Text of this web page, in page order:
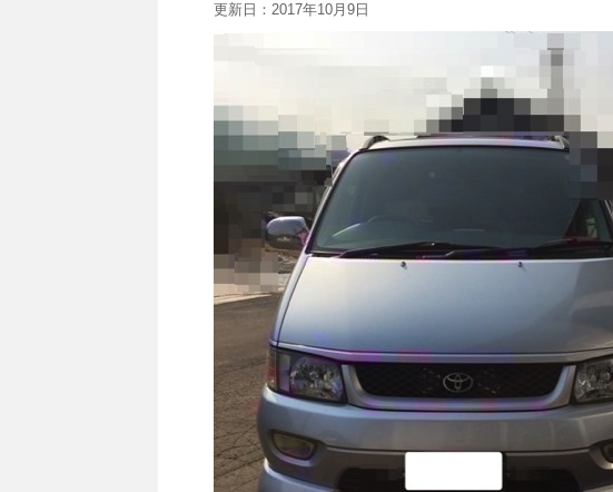
更新日： 2017年10月9日